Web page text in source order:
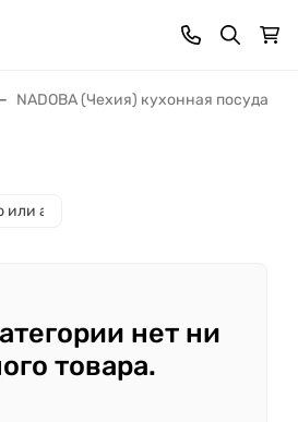
NADOBA (Чехия) кухонная посуда и
нет ни
товара.